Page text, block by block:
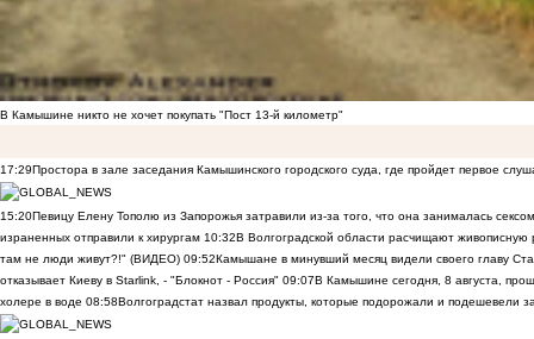
В Камышине никто не хочет покупать "Пост 13-й километр"
17:29Простора в зале заседания Камышинского городского суда, где пройдет первое
15:20Певицу Елену Тополю из Запорожья затравили из-за того, что она занималась
израненных отправили к хирургам 10:32В Волгоградской области расчищают
там не люди живут?!" (ВИДЕО) 09:52Камышане в минувший месяц видели своего главу
отказывает Киеву в Starlink, - "Блокнот - Россия" 09:07В Камышине сегодня, 8 августа,
холере в воде 08:58Волгоградстат назвал продукты, которые подорожали и подешевели